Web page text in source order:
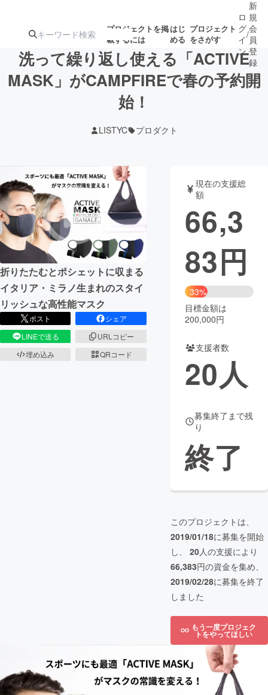
プロジェクトを掲
載するには
はじ
める
プロジェクト
をさがす
注目の新着プロ
テクノロジー・ガジェット
映像・映画 書籍・雑誌
ビジネス・起業 チャレンジ
まちづくり・地域活性化
CAMPFIRE for Social Good CAMPFIRE Creation
CAMPFIREふるさと納税
コミュニティ
ロ
グ
イ
ン
/
新
規
会
員
登
録
洗って繰り返し使える「ACTIVE
MASK」がCAMPFIREで春の予約開
始！
LISTYC プロダクト
折りたたむとポシェットに収まる
イタリア・ミラノ生まれのスタイ
リッシュな高性能マスク
ポスト
シェア
LINEで送る
URLコピー
埋め込み
QRコード
現在の支援総
額
66,3
83円
33%
目標金額は
200,000円
支援者数
20人
募集終了まで残
り
終了
このプロジェクトは、
2019/01/18に募集を開始
し、 20人の支援により
66,383円の資金を集め、
2019/02/28に募集を終了
しました
もう一度プロジェク
トをやってほしい